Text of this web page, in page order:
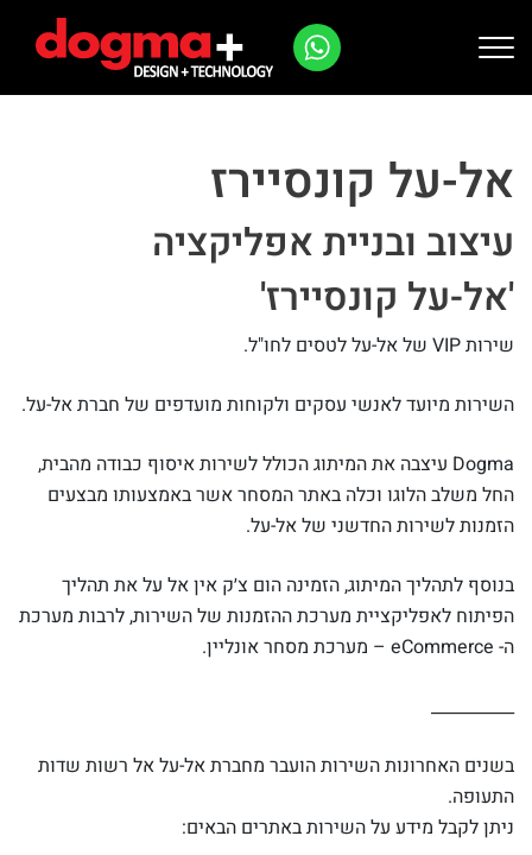
content
אל-על קונסיירז
עיצוב ובניית אפליקציה
'אל-על קונסיירז'
שירות VIP של אל-על לטסים לחו"ל.
השירות מיועד לאנשי עסקים ולקוחות מועדפים של חברת אל-על.
Dogma עיצבה את המיתוג הכולל לשירות איסוף כבודה מהבית,
החל משלב הלוגו וכלה באתר המסחר אשר באמצעותו מבצעים
הזמנות לשירות החדשני של אל-על.
בנוסף לתהליך המיתוג, הזמינה הום צ׳ק אין אל על את תהליך
הפיתוח לאפליקציית מערכת ההזמנות של השירות, לרבות מערכת
ה- eCommerce – מערכת מסחר אונליין.
__________
בשנים האחרונות השירות הועבר מחברת אל-על אל רשות שדות
התעופה.
ניתן לקבל מידע על השירות באתרים הבאים: